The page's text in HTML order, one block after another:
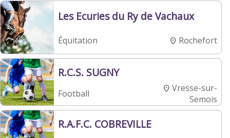
Les Ecuries du Ry de Vachaux
Équitation Rochefort
R.C.S. SUGNY
Football
Vresse-sur-
Semois
R.A.F.C. COBREVILLE